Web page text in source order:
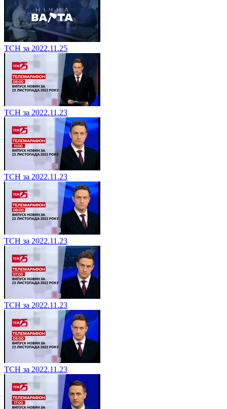
ТСН за 2022.11.25
ТСН за 2022.11.23
ТСН за 2022.11.23
ТСН за 2022.11.23
ТСН за 2022.11.23
ТСН за 2022.11.23